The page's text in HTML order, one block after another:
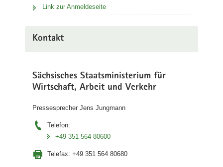
Link zur Anmeldeseite
Kontakt
Sächsisches Staatsministerium für
Wirtschaft, Arbeit und Verkehr
Pressesprecher Jens Jungmann
Telefon:
+49 351 564 80600
Telefax: +49 351 564 80680